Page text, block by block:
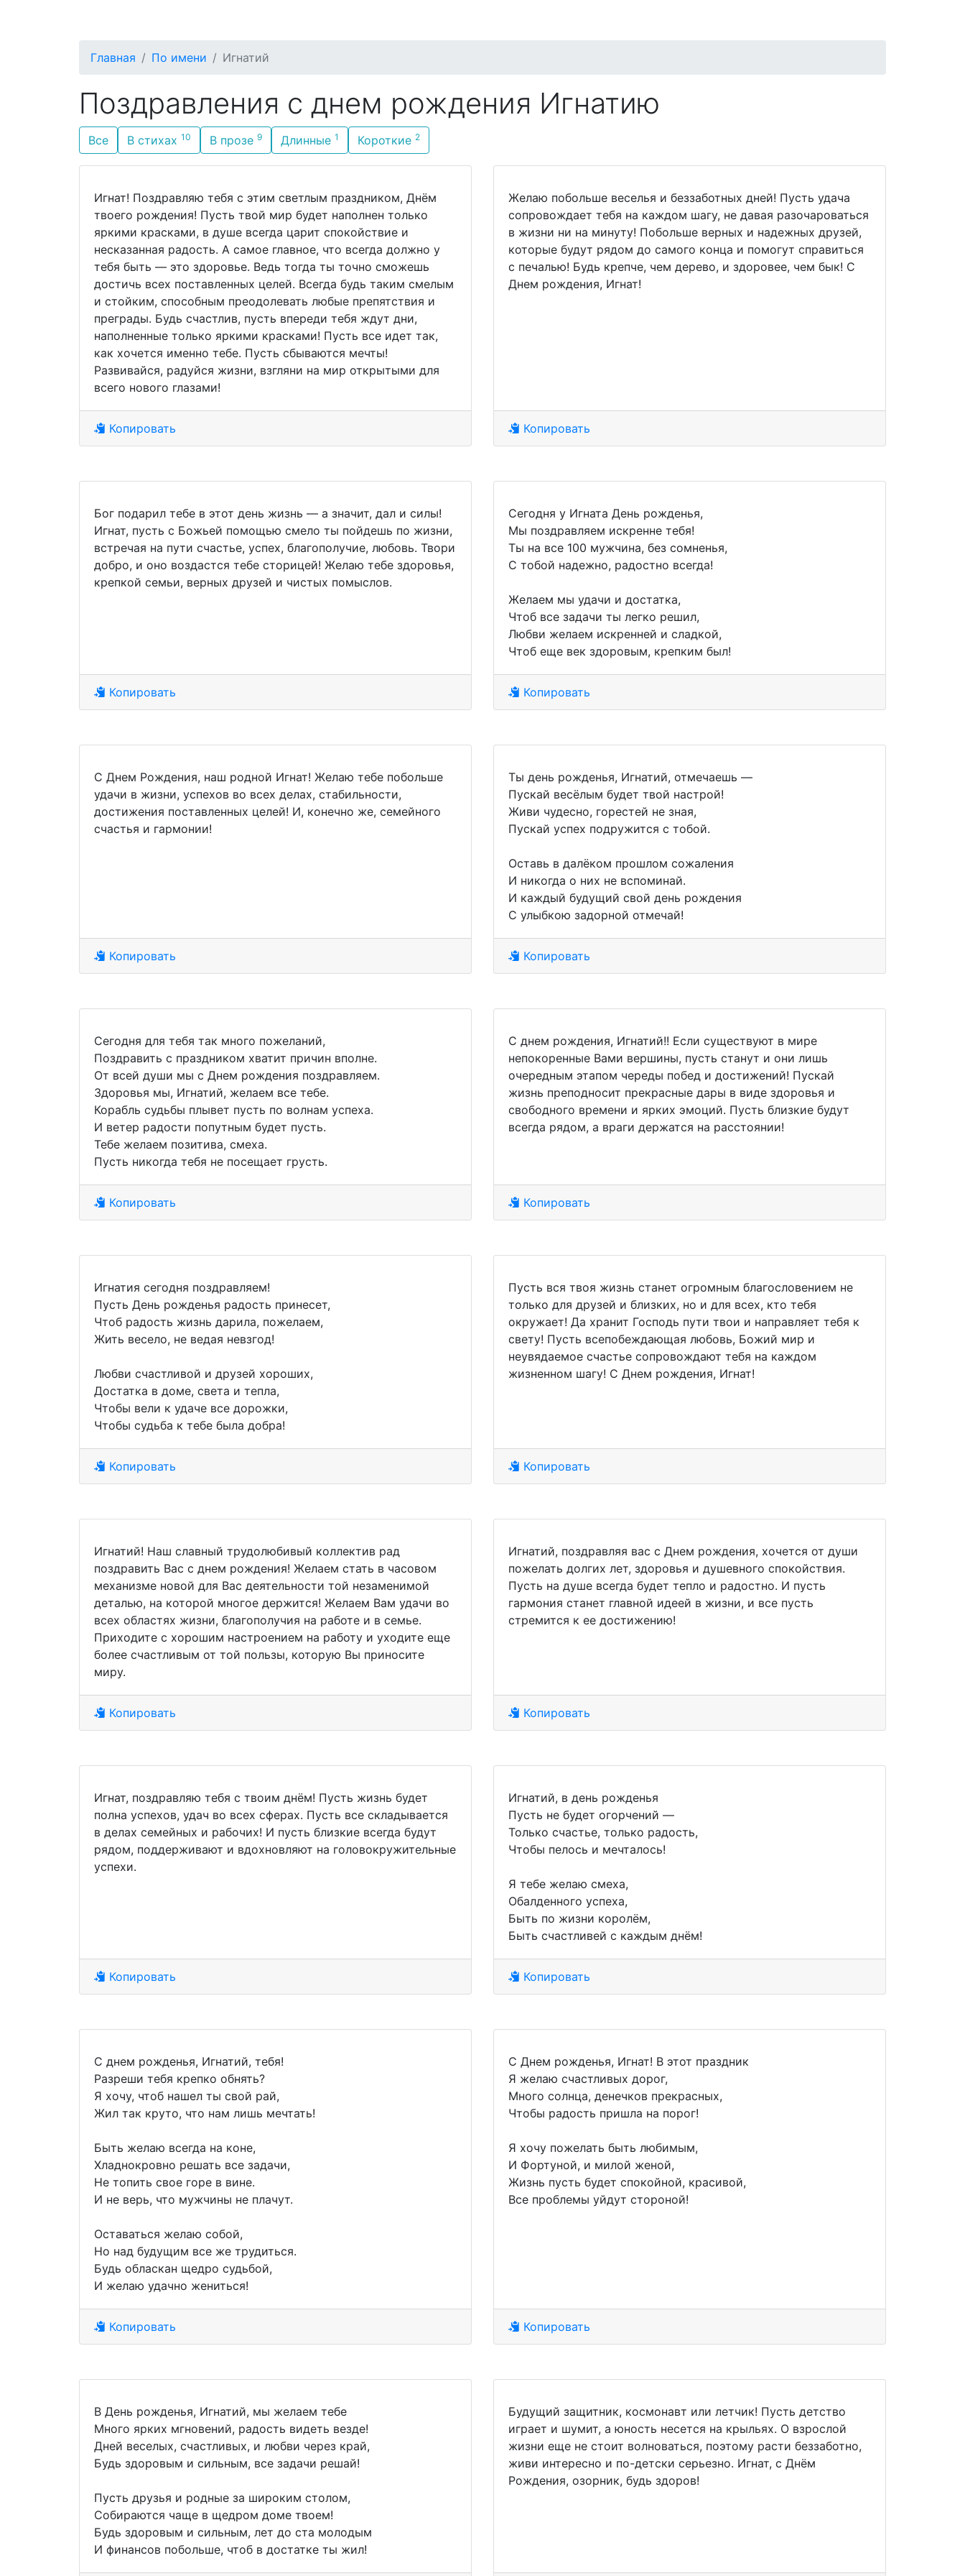
Главная По имени Игнатий
Поздравления с днем рождения Игнатию
Все В стихах 10 В прозе 9 Длинные 1 Короткие 2
Игнат! Поздравляю тебя с этим светлым праздником, Днём
твоего рождения! Пусть твой мир будет наполнен только
яркими красками, в душе всегда царит спокойствие и
несказанная радость. А самое главное, что всегда должно у
тебя быть — это здоровье. Ведь тогда ты точно сможешь
достичь всех поставленных целей. Всегда будь таким смелым
и стойким, способным преодолевать любые препятствия и
преграды. Будь счастлив, пусть впереди тебя ждут дни,
наполненные только яркими красками! Пусть все идет так,
как хочется именно тебе. Пусть сбываются мечты!
Развивайся, радуйся жизни, взгляни на мир открытыми для
всего нового глазами!
Копировать
Желаю побольше веселья и беззаботных дней! Пусть удача
сопровождает тебя на каждом шагу, не давая разочароваться
в жизни ни на минуту! Побольше верных и надежных друзей,
которые будут рядом до самого конца и помогут справиться
с печалью! Будь крепче, чем дерево, и здоровее, чем бык! С
Днем рождения, Игнат!
Копировать
Бог подарил тебе в этот день жизнь — а значит, дал и силы!
Игнат, пусть с Божьей помощью смело ты пойдешь по жизни,
встречая на пути счастье, успех, благополучие, любовь. Твори
добро, и оно воздастся тебе сторицей! Желаю тебе здоровья,
крепкой семьи, верных друзей и чистых помыслов.
Копировать
Сегодня у Игната День рожденья,
Мы поздравляем искренне тебя!
Ты на все 100 мужчина, без сомненья,
С тобой надежно, радостно всегда!
Желаем мы удачи и достатка,
Чтоб все задачи ты легко решил,
Любви желаем искренней и сладкой,
Чтоб еще век здоровым, крепким был!
Копировать
С Днем Рождения, наш родной Игнат! Желаю тебе побольше
удачи в жизни, успехов во всех делах, стабильности,
достижения поставленных целей! И, конечно же, семейного
счастья и гармонии!
Копировать
Ты день рожденья, Игнатий, отмечаешь —
Пускай весёлым будет твой настрой!
Живи чудесно, горестей не зная,
Пускай успех подружится с тобой.
Оставь в далёком прошлом сожаления
И никогда о них не вспоминай.
И каждый будущий свой день рождения
С улыбкою задорной отмечай!
Копировать
Сегодня для тебя так много пожеланий,
Поздравить с праздником хватит причин вполне.
От всей души мы с Днем рождения поздравляем.
Здоровья мы, Игнатий, желаем все тебе.
Корабль судьбы плывет пусть по волнам успеха.
И ветер радости попутным будет пусть.
Тебе желаем позитива, смеха.
Пусть никогда тебя не посещает грусть.
Копировать
С днем рождения, Игнатий!! Если существуют в мире
непокоренные Вами вершины, пусть станут и они лишь
очередным этапом череды побед и достижений! Пускай
жизнь преподносит прекрасные дары в виде здоровья и
свободного времени и ярких эмоций. Пусть близкие будут
всегда рядом, а враги держатся на расстоянии!
Копировать
Игнатия сегодня поздравляем!
Пусть День рожденья радость принесет,
Чтоб радость жизнь дарила, пожелаем,
Жить весело, не ведая невзгод!
Любви счастливой и друзей хороших,
Достатка в доме, света и тепла,
Чтобы вели к удаче все дорожки,
Чтобы судьба к тебе была добра!
Копировать
Пусть вся твоя жизнь станет огромным благословением не
только для друзей и близких, но и для всех, кто тебя
окружает! Да хранит Господь пути твои и направляет тебя к
свету! Пусть всепобеждающая любовь, Божий мир и
неувядаемое счастье сопровождают тебя на каждом
жизненном шагу! С Днем рождения, Игнат!
Копировать
Игнатий! Наш славный трудолюбивый коллектив рад
поздравить Вас с днем рождения! Желаем стать в часовом
механизме новой для Вас деятельности той незаменимой
деталью, на которой многое держится! Желаем Вам удачи во
всех областях жизни, благополучия на работе и в семье.
Приходите с хорошим настроением на работу и уходите еще
более счастливым от той пользы, которую Вы приносите
миру.
Копировать
Игнатий, поздравляя вас с Днем рождения, хочется от души
пожелать долгих лет, здоровья и душевного спокойствия.
Пусть на душе всегда будет тепло и радостно. И пусть
гармония станет главной идеей в жизни, и все пусть
стремится к ее достижению!
Копировать
Игнат, поздравляю тебя с твоим днём! Пусть жизнь будет
полна успехов, удач во всех сферах. Пусть все складывается
в делах семейных и рабочих! И пусть близкие всегда будут
рядом, поддерживают и вдохновляют на головокружительные
успехи.
Копировать
Игнатий, в день рожденья
Пусть не будет огорчений —
Только счастье, только радость,
Чтобы пелось и мечталось!
Я тебе желаю смеха,
Обалденного успеха,
Быть по жизни королём,
Быть счастливей с каждым днём!
Копировать
С днем рожденья, Игнатий, тебя!
Разреши тебя крепко обнять?
Я хочу, чтоб нашел ты свой рай,
Жил так круто, что нам лишь мечтать!
Быть желаю всегда на коне,
Хладнокровно решать все задачи,
Не топить свое горе в вине.
И не верь, что мужчины не плачут.
Оставаться желаю собой,
Но над будущим все же трудиться.
Будь обласкан щедро судьбой,
И желаю удачно жениться!
Копировать
С Днем рожденья, Игнат! В этот праздник
Я желаю счастливых дорог,
Много солнца, денечков прекрасных,
Чтобы радость пришла на порог!
Я хочу пожелать быть любимым,
И Фортуной, и милой женой,
Жизнь пусть будет спокойной, красивой,
Все проблемы уйдут стороной!
Копировать
В День рожденья, Игнатий, мы желаем тебе
Много ярких мгновений, радость видеть везде!
Дней веселых, счастливых, и любви через край,
Будь здоровым и сильным, все задачи решай!
Пусть друзья и родные за широким столом,
Собираются чаще в щедром доме твоем!
Будь здоровым и сильным, лет до ста молодым
И финансов побольше, чтоб в достатке ты жил!
Будущий защитник, космонавт или летчик! Пусть детство
играет и шумит, а юность несется на крыльях. О взрослой
жизни еще не стоит волноваться, поэтому расти беззаботно,
живи интересно и по-детски серьезно. Игнат, с Днём
Рождения, озорник, будь здоров!